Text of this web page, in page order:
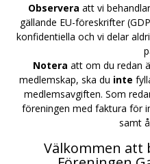
Observera att vi
gällande EU-föreskrifter
konfidentiella och vi delar
Notera att om du redan
medlemskap, ska du inte
medlemsavgiften. Som
föreningen med faktura för
samt
Välkommen att